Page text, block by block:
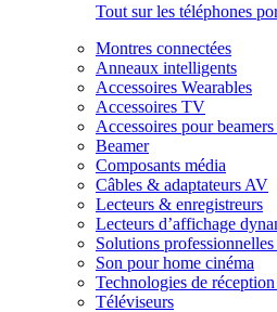
Tout sur les téléphones
Montres connectées
Anneaux intelligents
Accessoires Wearables
Accessoires TV
Accessoires pour
Beamer
Composants média
Câbles & adaptateurs AV
Lecteurs & enregistreurs
Lecteurs d’affichage
Solutions
Son pour home cinéma
Technologies de
Téléviseurs